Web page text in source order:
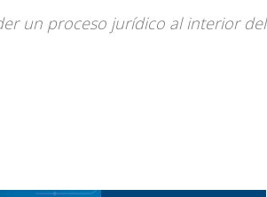
un proceso jurídico al interior del